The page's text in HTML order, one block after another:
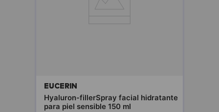
EUCERIN
Hyaluron-fillerSpray facial hidratante
para piel sensible 150 ml